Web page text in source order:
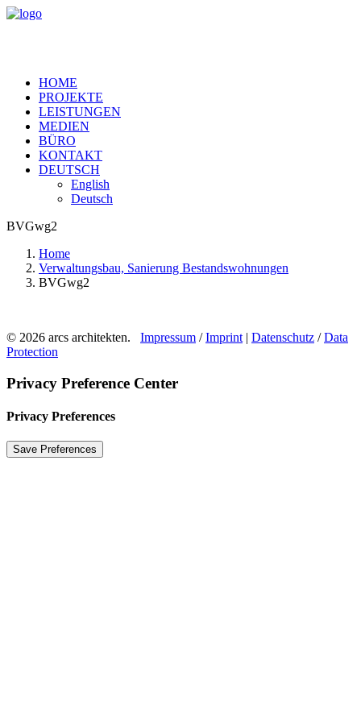
HOME
PROJEKTE
LEISTUNGEN
MEDIEN
BÜRO
KONTAKT
DEUTSCH
English
Deutsch
BVGwg2
Home
Verwaltungsbau, Sanierung Bestandswohnungen
BVGwg2
© 2026 arcs architekten. Impressum /Imprint | Datenschutz /Data
Protection
Privacy Preference Center
Privacy Preferences